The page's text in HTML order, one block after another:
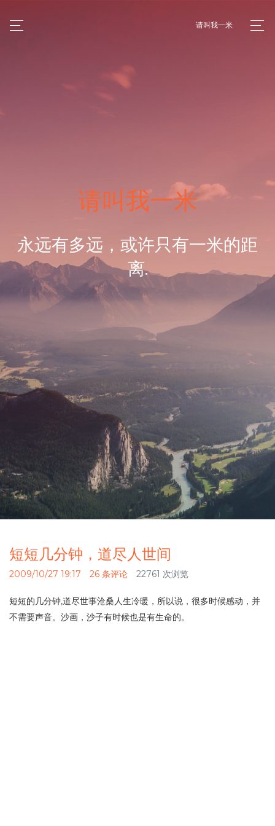
请叫我一米
请叫我一米
永远有多远，或许只有一米的距
离.
短短几分钟，道尽人世间
2009/10/27 19:17 26 条评论 22761 次浏览
短短的几分钟,道尽世事沧桑人生冷暖，所以说，很多时候感动，并
不需要声音。沙画，沙子有时候也是有生命的。